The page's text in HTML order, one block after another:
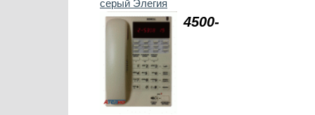
4500-
серый Элегия